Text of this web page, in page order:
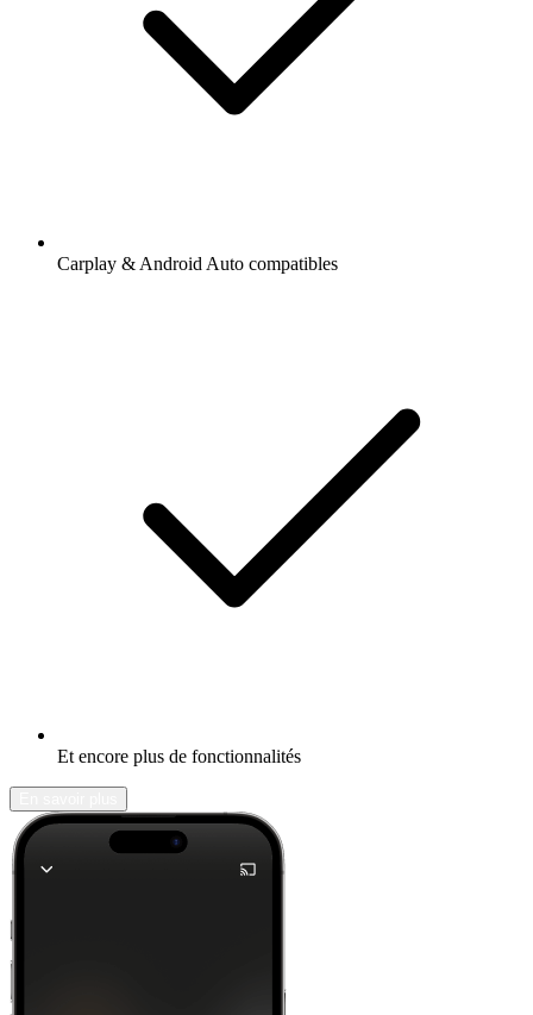
Carplay & Android Auto compatibles
Et encore plus de fonctionnalités